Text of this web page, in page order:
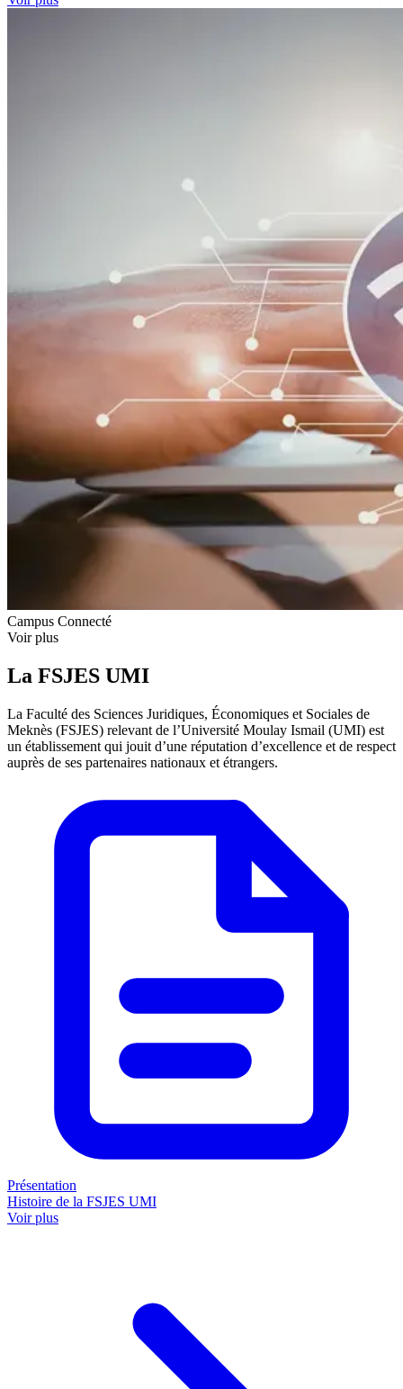
Campus Connecté
Voir plus
La FSJES UMI
La Faculté des Sciences Juridiques, Économiques et Sociales de
Meknès (FSJES) relevant de l’Université Moulay Ismail (UMI) est
un établissement qui jouit d’une réputation d’excellence et de respect
auprès de ses partenaires nationaux et étrangers.
Présentation
Histoire de la FSJES UMI
Voir plus